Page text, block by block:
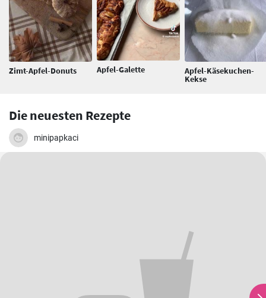
Zimt-Apfel-Donuts Apfel-Galette Apfel-Käsekuchen-
Kekse
Die neuesten Rezepte
minipapkaci